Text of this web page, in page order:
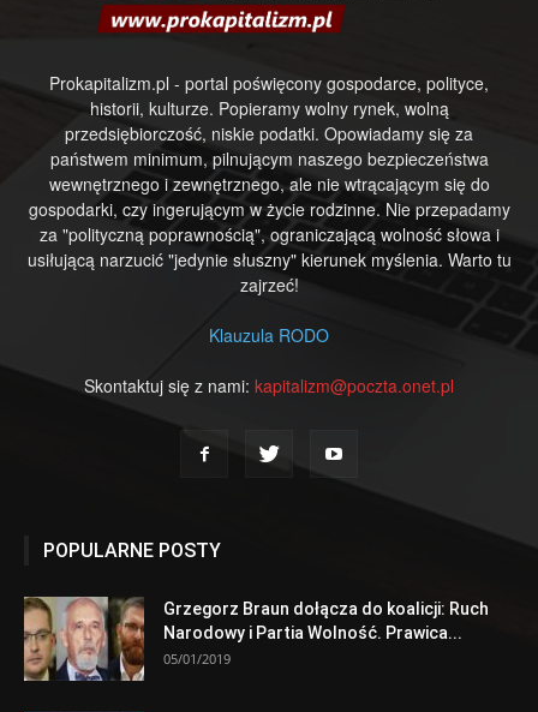
Prokapitalizm.pl - portal poświęcony gospodarce, polityce,
historii, kulturze. Popieramy wolny rynek, wolną
przedsiębiorczość, niskie podatki. Opowiadamy się za
państwem minimum, pilnującym naszego bezpieczeństwa
wewnętrznego i zewnętrznego, ale nie wtrącającym się do
gospodarki, czy ingerującym w życie rodzinne. Nie przepadamy
za "polityczną poprawnością", ograniczającą wolność słowa i
usiłującą narzucić "jedynie słuszny" kierunek myślenia. Warto tu
zajrzeć!
Klauzula RODO
Skontaktuj się z nami: kapitalizm@poczta.onet.pl
POPULARNE POSTY
Grzegorz Braun dołącza do koalicji: Ruch
Narodowy i Partia Wolność. Prawica...
05/01/2019